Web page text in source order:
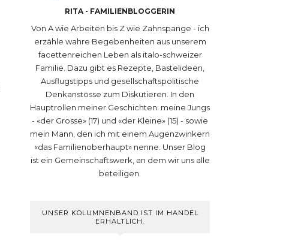
RITA - FAMILIENBLOGGERIN
Von A wie Arbeiten bis Z wie Zahnspange - ich
erzähle wahre Begebenheiten aus unserem
facettenreichen Leben als italo-schweizer
Familie. Dazu gibt es Rezepte, Bastelideen,
Ausflugstipps und gesellschaftspolitische
Denkanstösse zum Diskutieren. In den
Hauptrollen meiner Geschichten: meine Jungs
- «der Grosse» (17) und «der Kleine» (15) - sowie
mein Mann, den ich mit einem Augenzwinkern
«das Familienoberhaupt» nenne. Unser Blog
ist ein Gemeinschaftswerk, an dem wir uns alle
beteiligen.
UNSER KOLUMNENBAND IST IM HANDEL
ERHÄLTLICH.